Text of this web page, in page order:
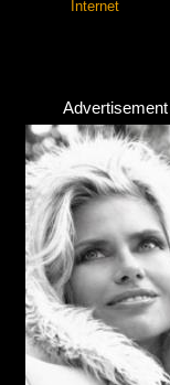
Internet
Advertisement